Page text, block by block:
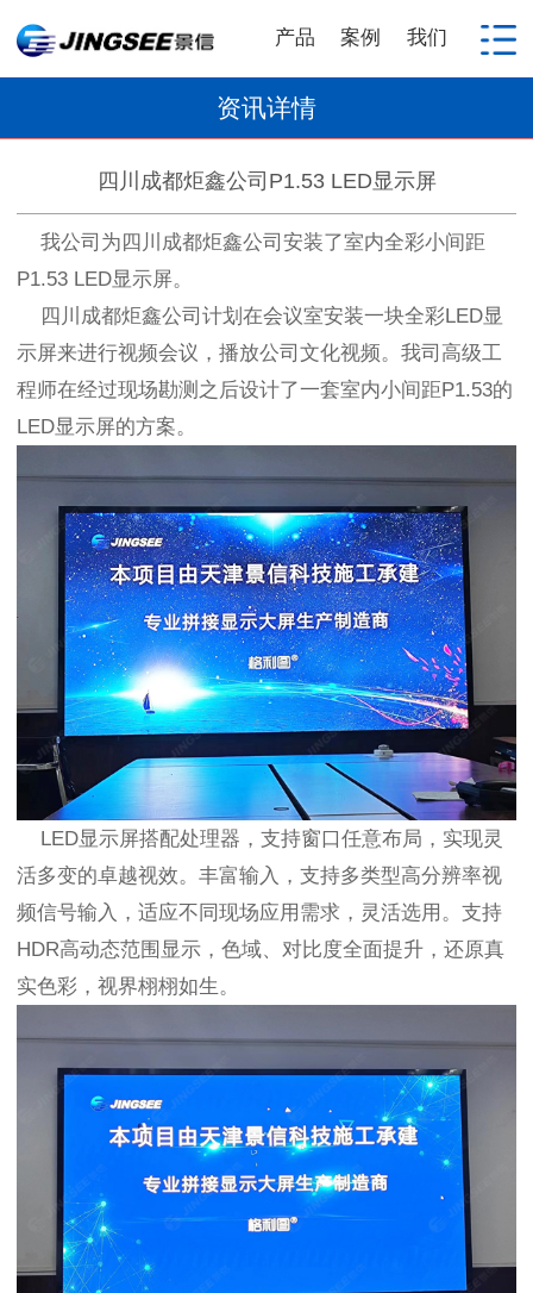
产品 案例 我们
资讯详情
四川成都炬鑫公司P1.53 LED显示屏
我公司为四川成都炬鑫公司安装了室内全彩小间距
P1.53 LED显示屏。
四川成都炬鑫公司计划在会议室安装一块全彩LED显
示屏来进行视频会议，播放公司文化视频。我司高级工
程师在经过现场勘测之后设计了一套室内小间距P1.53的
LED显示屏的方案。
LED显示屏搭配处理器，支持窗口任意布局，实现灵
活多变的卓越视效。丰富输入，支持多类型高分辨率视
频信号输入，适应不同现场应用需求，灵活选用。支持
HDR高动态范围显示，色域、对比度全面提升，还原真
实色彩，视界栩栩如生。